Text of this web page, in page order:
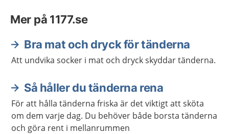
Mer på 1177.se
Bra mat och dryck för tänderna
Att undvika socker i mat och dryck skyddar tänderna.
Så håller du tänderna rena
För att hålla tänderna friska är det viktigt att sköta
om dem varje dag. Du behöver både borsta tänderna
och göra rent i mellanrummen